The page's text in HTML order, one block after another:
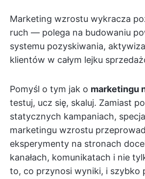
Marketing wzrostu wykracza
ruch — polega na budowaniu
systemu pozyskiwania,
klientów w całym lejku
Pomyśl o tym jak o marketingu
testuj, ucz się, skaluj. Zamiast
statycznych kampaniach,
marketingu wzrostu
eksperymenty na stronach
kanałach, komunikatach i nie
to, co przynosi wyniki, i szybko